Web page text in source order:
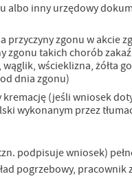
albo inny urzędowy
przyczyny zgonu w akcie
zgonu takich chorób
wścieklizna, żółta
dnia zgonu)
(jeśli wniosek
wykonanym przez
podpisuje wniosek)
pogrzebowy,